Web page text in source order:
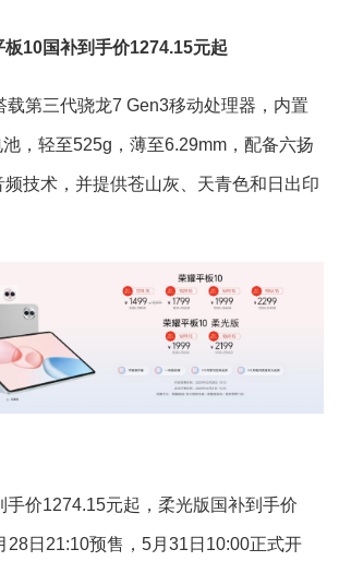
10国补到手价1274.15元起
载第三代骁龙7 Gen3移动处理器，内置
，轻至525g，薄至6.29mm，配备六扬
技术，并提供苍山灰、天青色和日出印
手价1274.15元起，柔光版国补到手价
28日21:10预售，5月31日10:00正式开